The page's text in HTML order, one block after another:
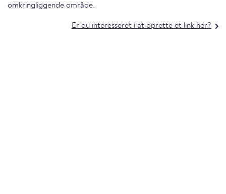
omkringliggende område.
Er du interesseret i at oprette et link her?